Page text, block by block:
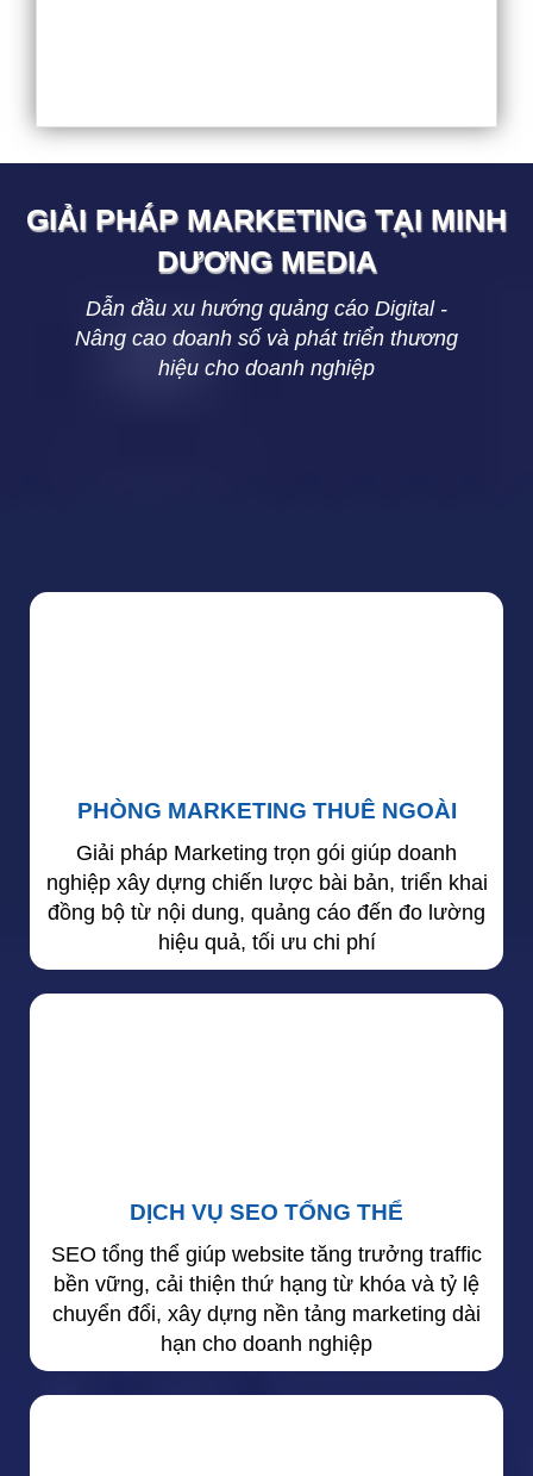
GIẢI PHÁP MARKETING TẠI MINH
DƯƠNGMEDIA
Dẫn đầu xu hướng quảng cáo Digital -
Nâng cao doanh số và phát triển thương
hiệu cho doanh nghiệp
PHÒNG MARKETING THUÊ NGOÀI
Giải pháp Marketing trọn gói giúp doanh
nghiệp xây dựng chiến lược bài bản, triển khai
đồng bộ từ nội dung, quảng cáo đến đo lường
hiệu quả, tối ưu chi phí
DỊCH VỤ SEO TỔNG THỂ
SEO tổng thể giúp website tăng trưởng traffic
bền vững, cải thiện thứ hạng từ khóa và tỷ lệ
chuyển đổi, xây dựng nền tảng marketing dài
hạn cho doanh nghiệp